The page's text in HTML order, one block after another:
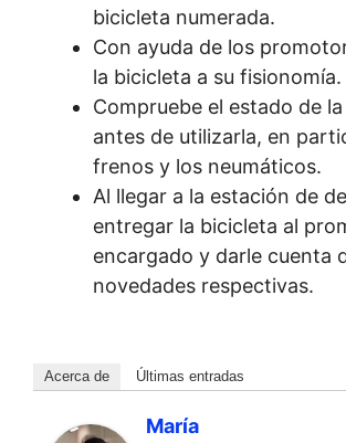
bicicleta numerada.
Con ayuda de los
la bicicleta a su fisionomía.
Compruebe el estado de
antes de utilizarla, en
frenos y los neumáticos.
Al llegar a la estación de
entregar la bicicleta al
encargado y darle cuenta
novedades respectivas.
Acerca de Últimas entradas
María